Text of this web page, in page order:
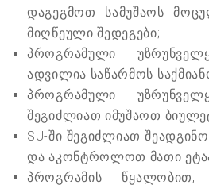
დაგეგმოთ სამუშაოს
მიღწეული შედეგები;
პროგრამული
ადვილია საწარმოს
პროგრამული
შეგიძლიათ იმუშაოთ
SU-ში შეგიძლიათ
და აკონტროლოთ მათი
პროგრამის წყალობით,